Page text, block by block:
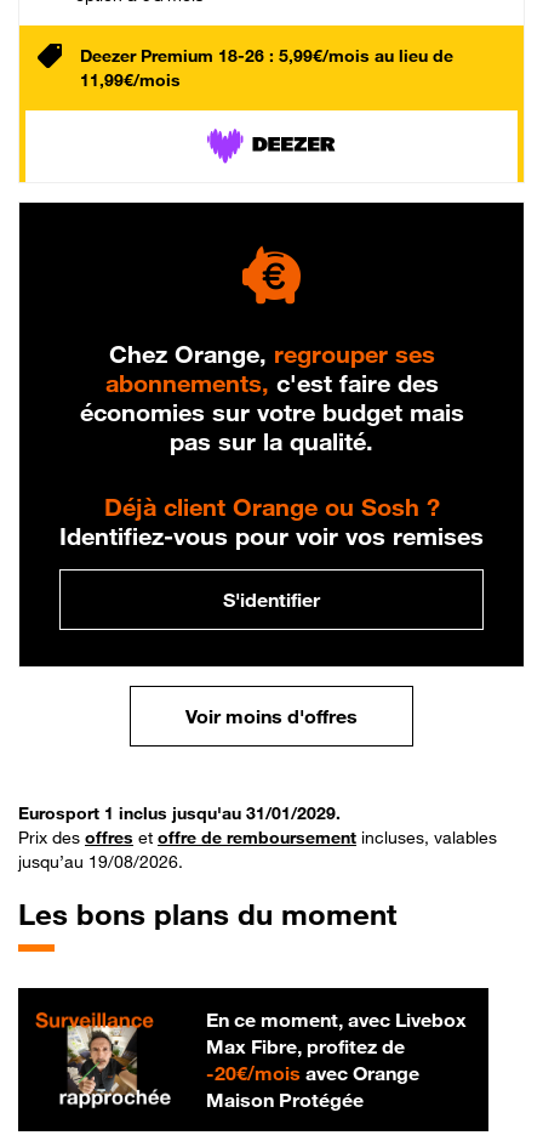
Deezer Premium 18-26 : 5,99€/mois au lieu de
11,99€/mois
Chez Orange, regrouper ses
abonnements, c'est faire des
économies sur votre budget mais
pas sur la qualité.
Déjà client Orange ou Sosh ?
Identifiez-vous pour voir vos remises
S'identifier
Voir moins d'offres
Eurosport 1 inclus jusqu'au 31/01/2029.
Prix des offres et offre de remboursement incluses, valables
jusqu’au 19/08/2026.
Les bons plans du moment
En ce moment, avec Livebox
Max Fibre, profitez de
-20€/mois20 € par mois
avec Orange
Maison Protégée